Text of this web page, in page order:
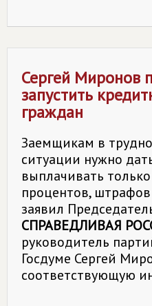
Сергей Миронов
запустить
граждан
Заемщикам в
ситуации нужно
выплачивать
процентов,
заявил
СПРАВЕДЛИВАЯ
руководитель
Госдуме Сергей
соответствующую